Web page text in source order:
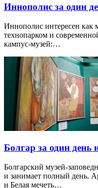
Иннополис за один
Иннополис интересен как
технопарком и
кампус-музей:…
Болгар за один день
Болгарский музей-
и занимает полный день.
и Белая мечеть…